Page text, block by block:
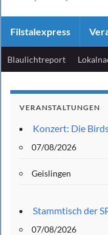
Filstalexpress
Blaulichtreport
VERANSTALTUNGEN
Konzert: Die
07/08/2026
Geislingen
Stammtisch der
07/08/2026